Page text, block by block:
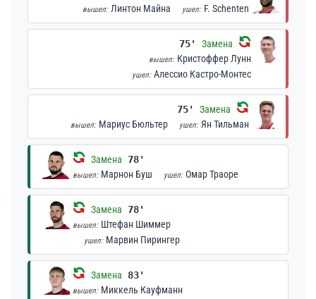
вышел: Линтон Майна ушел: F. Schenten
75' Замена
вышел: Кристоффер Лунн
ушел: Алессио Кастро-Монтес
75' Замена
вышел: Мариус Бюльтер ушел: Ян Тильман
Замена 78'
вышел: Марнон Буш ушел: Омар Траоре
Замена 78'
вышел: Штефан Шиммер
ушел: Марвин Пирингер
Замена 83'
вышел: Миккель Кауфманн